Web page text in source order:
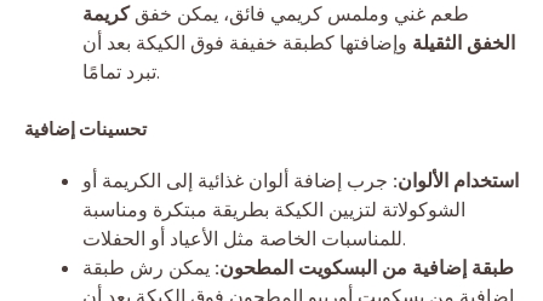
طعم غني وملمس كريمي فائق، يمكن خفقكريمة
الخفق الثقيلة وإضافتها كطبقة خفيفة فوق الكيكة بعد أن
تبرد تمامًا.
تحسينات إضافية
استخدام الألوان: جرب إضافة ألوان غذائية إلى الكريمة أو
الشوكولاتة لتزيين الكيكة بطريقة مبتكرة ومناسبة
للمناسبات الخاصة مثل الأعياد أو الحفلات.
طبقة إضافية من البسكويت المطحون: يمكن رش طبقة